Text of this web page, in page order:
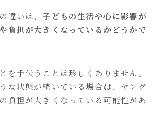
違いは、 子どもの生活や心に影響が
負担が大きくなっているかどうかで
を手伝うことは珍しくありません。
な状態が続いている場合は、ヤング
負担が大きくなっている可能性があ